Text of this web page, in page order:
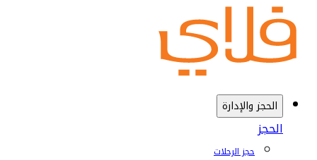
الحجز والإدارة
الحجز
حجز الرحلات